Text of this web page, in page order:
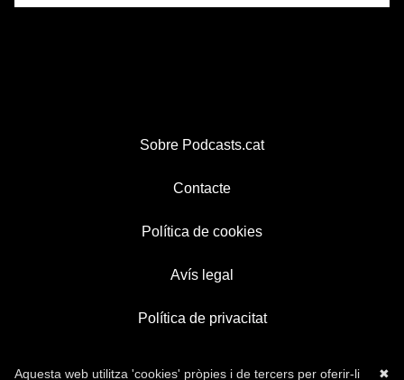
Sobre Podcasts.cat
Contacte
Política de cookies
Avís legal
Política de privacitat
✖
Aquesta web utilitza 'cookies' pròpies i de tercers per oferir-li